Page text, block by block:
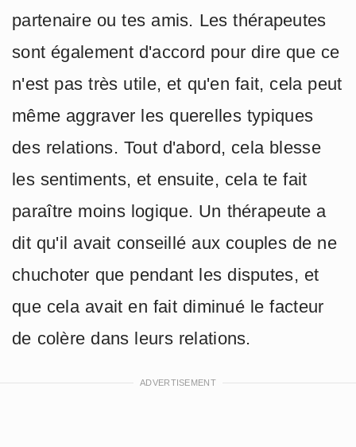
partenaire ou tes amis. Les thérapeutes
sont également d'accord pour dire que ce
n'est pas très utile, et qu'en fait, cela peut
même aggraver les querelles typiques
des relations. Tout d'abord, cela blesse
les sentiments, et ensuite, cela te fait
paraître moins logique. Un thérapeute a
dit qu'il avait conseillé aux couples de ne
chuchoter que pendant les disputes, et
que cela avait en fait diminué le facteur
de colère dans leurs relations.